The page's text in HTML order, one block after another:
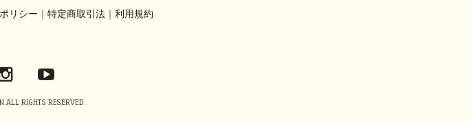
リシー 特定商取引法 利用規約
ALL RIGHTS RESERVED.